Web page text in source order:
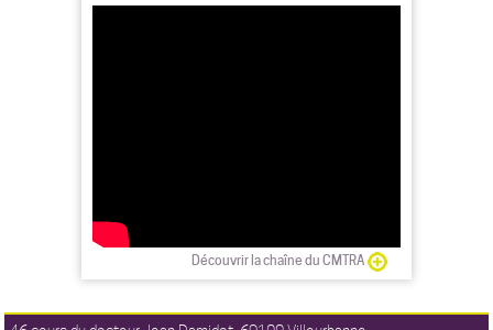
Découvrir la chaîne du CMTRA